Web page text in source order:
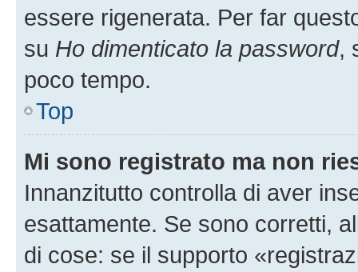
essere rigenerata. Per far
su Ho dimenticato la password,
poco tempo.
Top
Mi sono registrato ma non
Innanzitutto controlla di aver
esattamente. Se sono corretti,
di cose: se il supporto